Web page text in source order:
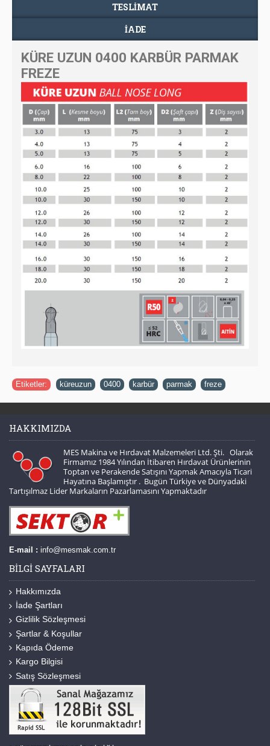
TESLIMAT
İADE
KÜRE UZUN 0400 KARBÜR PARMAK
FREZE
Etiketler: küreuzun 0400 karbür parmak freze
HAKKIMIZDA
MES Makina ve Hırdavat Malzemeleri Ltd. Şti. Olarak
Firmamız 1984 Yılından İtibaren Hırdavat Ürünlerinin
Toptan ve Perakende Satışını Yapmak Amacıyla Ticari
Hayatına Başlamıştır . Bugün Türkiye ve Dünyadaki
Tartışılmaz Lider Markaların Pazarlamasını Yapmaktadır
E-mail : info@mesmak.com.tr
BILGI SAYFALARI
Hakkımızda
İade Şartları
Gizlilik Sözleşmesi
Şartlar & Koşullar
Kapıda Ödeme
Kargo Bilgisi
Satış Sözleşmesi